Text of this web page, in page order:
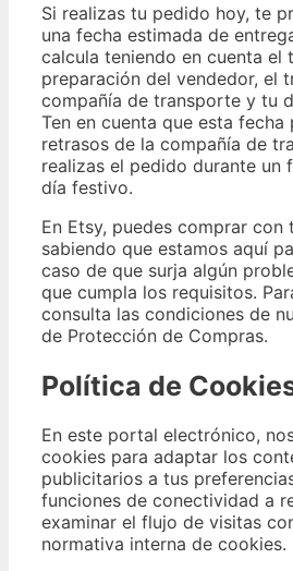
Si realizas tu pedido hoy, te
una fecha estimada de
calcula teniendo en cuenta el
preparación del vendedor, el
compañía de transporte y tu
Ten en cuenta que esta fecha
retrasos de la compañía de
realizas el pedido durante un
día festivo.
En Etsy, puedes comprar
sabiendo que estamos aquí
caso de que surja algún
que cumpla los requisitos.
consulta las condiciones de
de Protección de Compras.
Política de
En este portal electrónico,
cookies para adaptar los
publicitarios a tus
funciones de conectividad a
examinar el flujo de visitas
normativa interna de cookies.